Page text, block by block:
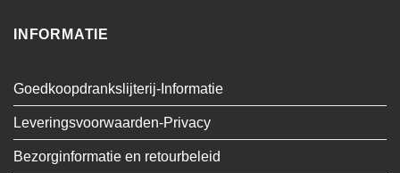
INFORMATIE
Goedkoopdrankslijterij-Informatie
Leveringsvoorwaarden-Privacy
Bezorginformatie en retourbeleid